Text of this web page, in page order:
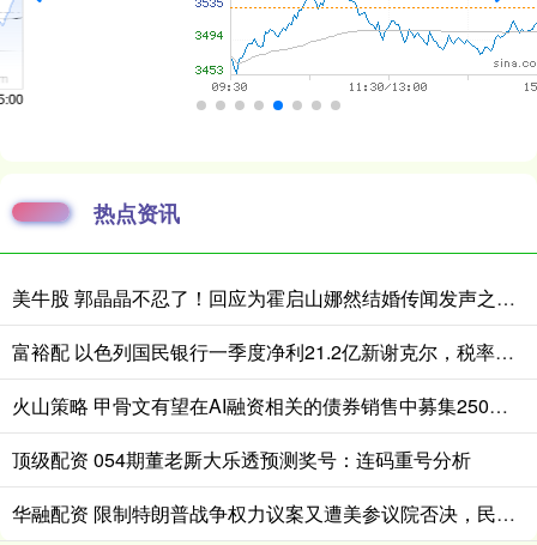
热点资讯
美牛股 郭晶晶不忍了！回应为霍启山娜然结婚传闻发声之事，我们都被骗了
富裕配 以色列国民银行一季度净利21.2亿新谢克尔，税率上升与降息拖累业绩
火山策略 甲骨文有望在AI融资相关的债券销售中募集250亿美元
顶级配资 054期董老厮大乐透预测奖号：连码重号分析
华融配资 限制特朗普战争权力议案又遭美参议院否决，民主党表示将“屡败屡战”